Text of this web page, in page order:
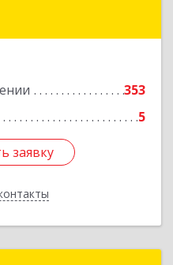
353
5
заявку
край, Елизовский р-н,
заявку